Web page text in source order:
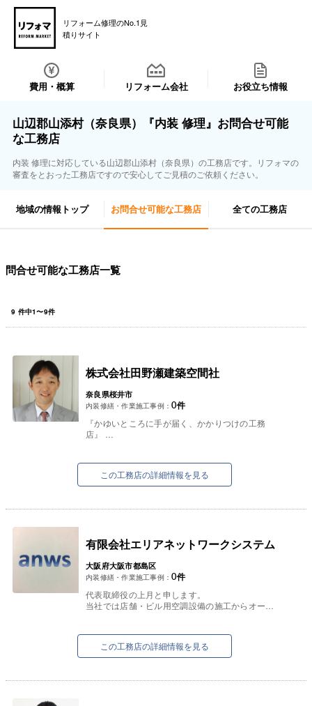
リフォーム修理のNo.1見
積りサイト
費用・概算 リフォーム会社 お役立ち情報
山辺郡山添村（奈良県）『内装 修理』お問合せ可能
な工務店
内装 修理に対応している山辺郡山添村（奈良県）の工務店です。リフォマの
審査をとおった工務店ですので安心してご見積のご依頼ください。
地域の情報トップ お問合せ可能な工務店 全ての工務店
問合せ可能な工務店一覧
9 件中1〜9件
株式会社田野瀬建築空間社
奈良県桜井市
内装修繕・作業施工事例： 0件
『かゆいところに手が届く、かかりつけの工務
店』
お客様のご要望を大切に、安心、信頼、満足のい
くリフォーム...
この工務店の詳細情報を見る
有限会社エリアネットワークシステム
大阪府大阪市都島区
内装修繕・作業施工事例： 0件
代表取締役の上月と申します。
当社では店舗・ビル用空調設備の施工からオール
各種リフォームローンや...
この工務店の詳細情報を見る